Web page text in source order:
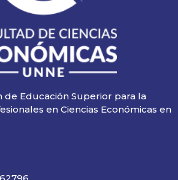
de Educación Superior para la
en Ciencias Económicas en